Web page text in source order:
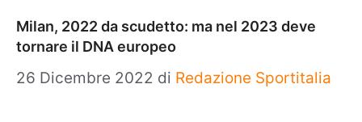
Milan, 2022 da scudetto: ma nel 2023 deve
tornare il DNA europeo
26 Dicembre 2022 di Redazione Sportitalia